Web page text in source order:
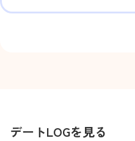
デートLOGを見る